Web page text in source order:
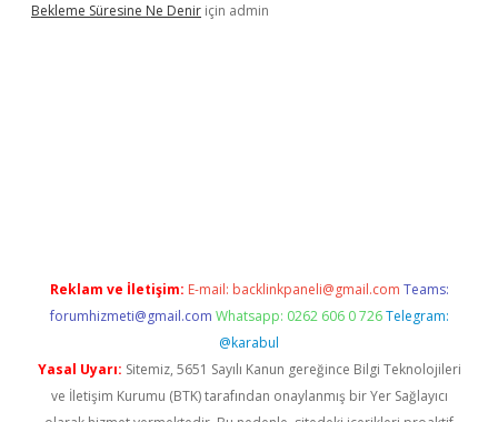
Bekleme Süresine Ne Denir için admin
Reklam ve İletişim: E-mail: backlinkpaneli@gmail.com Teams:
forumhizmeti@gmail.com Whatsapp: 0262 606 0 726 Telegram:
@karabul
Yasal Uyarı: Sitemiz, 5651 Sayılı Kanun gereğince Bilgi Teknolojileri
ve İletişim Kurumu (BTK) tarafından onaylanmış bir Yer Sağlayıcı